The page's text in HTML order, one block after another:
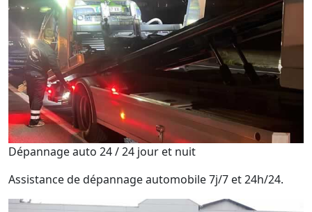
Dépannage auto 24 / 24 jour et nuit
Assistance de dépannage automobile 7j/7 et 24h/24.